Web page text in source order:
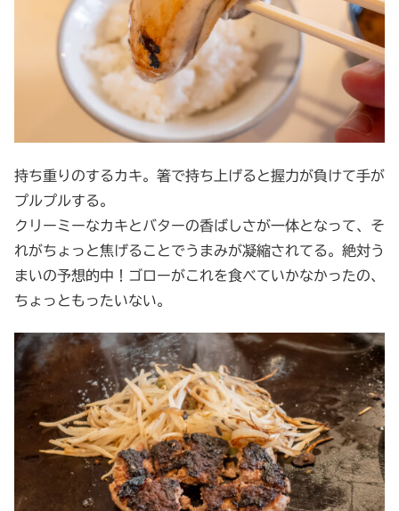
持ち重りのするカキ。箸で持ち上げると握力が負けて手が
プルプルする。
クリーミーなカキとバターの香ばしさが一体となって、そ
れがちょっと焦げることでうまみが凝縮されてる。絶対う
まいの予想的中！ゴローがこれを食べていかなかったの、
ちょっともったいない。